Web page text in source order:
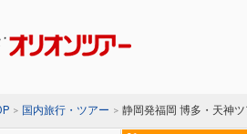
国内旅行・ツアー 静岡発福岡 博多・天神